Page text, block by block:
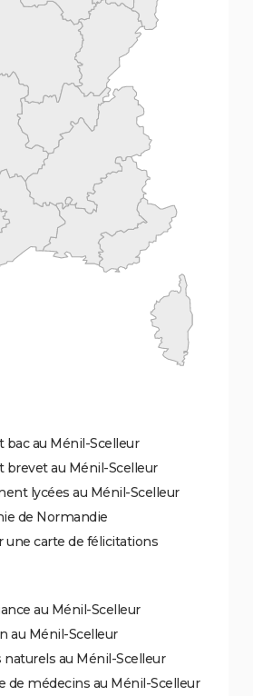
bac au Ménil-Scelleur
brevet au Ménil-Scelleur
lycées au Ménil-Scelleur
de Normandie
une carte de félicitations
au Ménil-Scelleur
au Ménil-Scelleur
naturels au Ménil-Scelleur
de médecins au Ménil-Scelleur